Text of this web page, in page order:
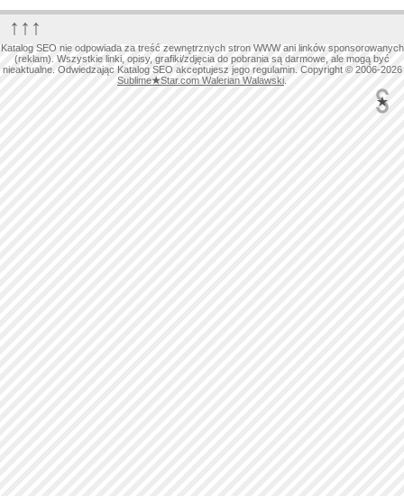
↑↑↑
Katalog SEO nie odpowiada za treść zewnętrznych stron WWW ani linków sponsorowanych
(reklam). Wszystkie linki, opisy, grafiki/zdjęcia do pobrania są darmowe, ale mogą być
nieaktualne. Odwiedzając Katalog SEO akceptujesz jego regulamin. Copyright © 2006-2026
Sublime★Star.com Walerian Walawski